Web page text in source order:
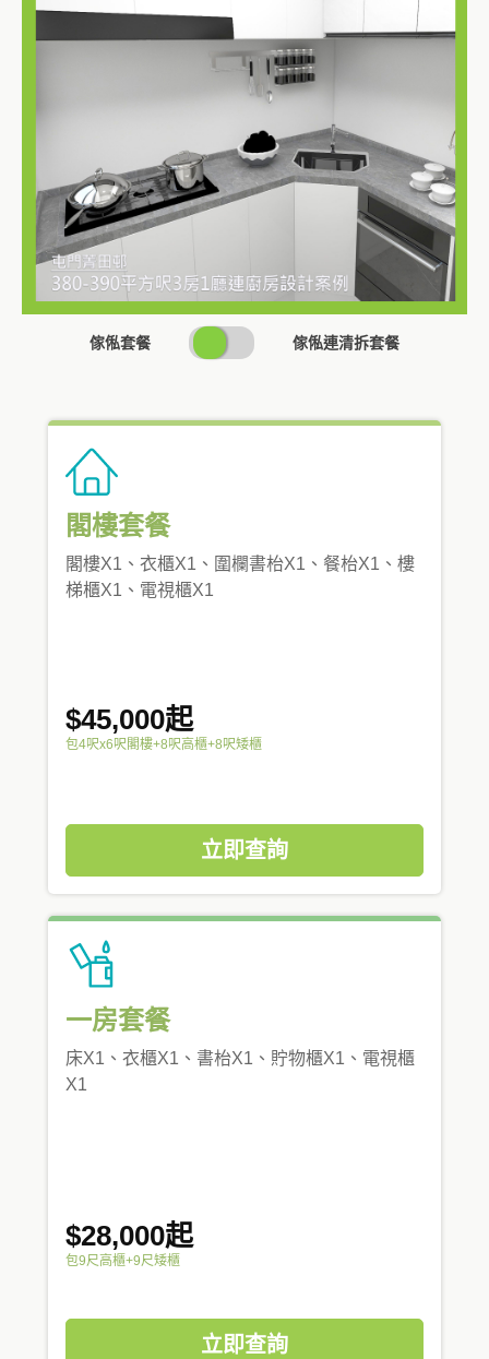
傢俬套餐
SWITCH
PRICING
傢俬連清拆套餐
閣樓套餐
閣樓X1、衣櫃X1、圍欄書枱X1、餐枱X1、樓
梯櫃X1、電視櫃X1
$45,000起
包4呎x6呎閣樓+8呎高櫃+8呎矮櫃
立即查詢
一房套餐
床X1、衣櫃X1、書枱X1、貯物櫃X1、電視櫃
X1
$28,000起
包9尺高櫃+9尺矮櫃
立即查詢